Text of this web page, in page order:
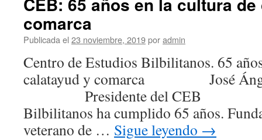
comarca
Publicada el 23 noviembre, 2019poradmin
Centro de Estudios Bilbilitanos. 65
calatayud y comarca José
Presidente del CEB El
Bilbilitanos ha cumplido 65 años.
veterano de … Sigue leyendo →